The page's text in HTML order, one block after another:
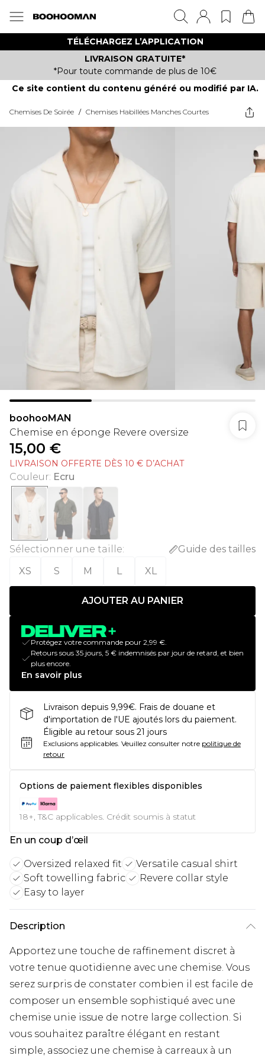
TÉLÉCHARGEZ L’APPLICATION
LIVRAISON GRATUITE*
*Pour toute commande de plus de 10€
Ce site contient du contenu généré ou modifié par IA.
Chemises De Soirée / Chemises Habillées Manches Courtes
boohooMAN
Chemise en éponge Revere oversize
15,00 €
LIVRAISON OFFERTE DÈS 10 € D’ACHAT
Couleur: Ecru
Sélectionner une taille:
Guide des tailles
XS
S M L XL
AJOUTER AU PANIER
Protégez votre commande pour 2,99 €.
Retours sous 35 jours, 5 € indemnisés par jour de retard, et bien
plus encore.
En savoir plus
Livraison depuis 9,99€. Frais de douane et
d'importation de l'UE ajoutés lors du paiement.
Éligible au retour sous 21 jours
Exclusions applicables. Veuillez consulter notre politique de
retour
Options de paiement flexibles disponibles
18+, T&C applicables. Crédit soumis à statut
En un coup d’œil
Oversized relaxed fit
Versatile casual shirt
Soft towelling fabric
Revere collar style
Easy to layer
Description
Apportez une touche de raffinement discret à
votre tenue quotidienne avec une chemise. Vous
serez surpris de constater combien il est facile de
composer un ensemble sophistiqué avec une
chemise unie issue de notre large collection. Si
vous souhaitez paraître élégant en restant
simple, associez une chemise à carreaux à un